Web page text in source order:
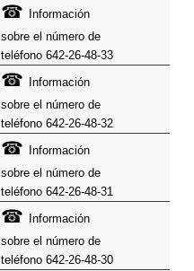
☎
Información
sobre el número de
teléfono 642-26-48-33
☎
Información
sobre el número de
teléfono 642-26-48-32
☎
Información
sobre el número de
teléfono 642-26-48-31
☎
Información
sobre el número de
teléfono 642-26-48-30